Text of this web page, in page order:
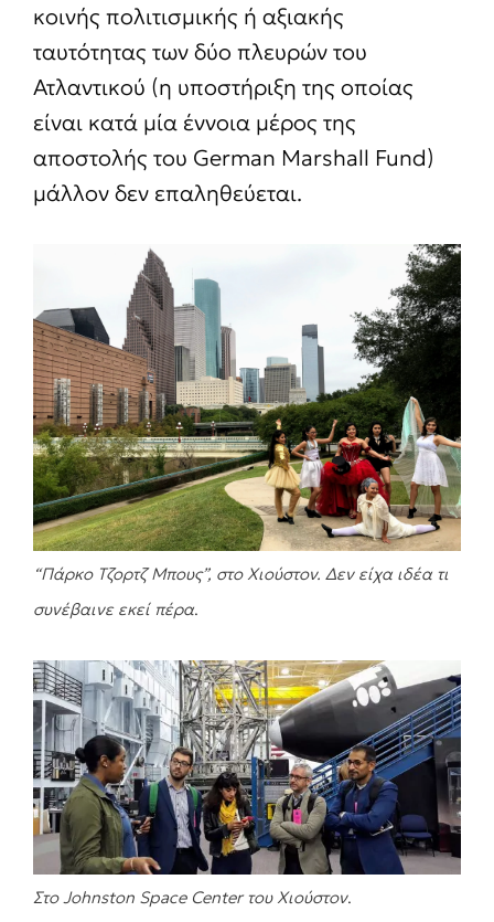
κοινής πολιτισμικής ή αξιακής
ταυτότητας των δύο πλευρών του
Ατλαντικού (η υποστήριξη της οποίας
είναι κατά μία έννοια μέρος της
αποστολής του German Marshall Fund)
μάλλον δεν επαληθεύεται.
“Πάρκο Τζορτζ Μπους”, στο Χιούστον. Δεν είχα ιδέα τι
συνέβαινε εκεί πέρα.
Στο Johnston Space Center του Χιούστον.